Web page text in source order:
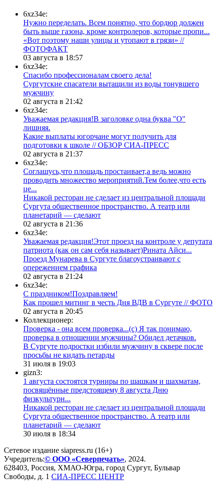
6xz34e:
Нужно переделать. Всем понятно, что бордюр должен
быть выше газона, кроме контролеров, которые пропи...
«Вот поэтому наши улицы и утопают в грязи» //
ФОТОФАКТ
03 августа в 18:57
6xz34e:
Спасибо профессионалам своего дела!
Сургутские спасатели вытащили из воды тонувшего
мужчину
02 августа в 21:42
6xz34e:
Уважаемая редакция!В заголовке одна буква "О"
лишняя.
Какие выплаты югорчане могут получить для
подготовки к школе // ОБЗОР СИА-ПРЕСС
02 августа в 21:37
6xz34e:
Соглашусь,что площадь простаивает,а ведь можно
проводить множество мероприятий.Тем более,что есть
це...
​Никакой ресторан не сделает из центральной площади
Сургута общественное пространство. А театр или
планетарий — сделают
02 августа в 21:36
6xz34e:
Уважаемая редакция!Этот проезд на контроле у депутата
патриота (как он сам себя называет)Рината Айси...
​Проезд Мунарева в Сургуте благоустраивают с
опережением графика
02 августа в 21:24
6xz34e:
С праздником!Поздравляем!
Как прошел митинг в честь Дня ВДВ в Сургуте // ФОТО
02 августа в 20:45
Коллекционер:
Проверка - она всем проверка...(с) Я так понимаю,
проверка в отношении мужчины? Обидел детачков.
В Сургуте подростки избили мужчину в сквере после
просьбы не кидать петарды
31 июля в 19:03
gizn3:
1 августа состоятся турниры по шашкам и шахматам,
посвящённые предстоящему 8 августа Дню
физкультурн...
​Никакой ресторан не сделает из центральной площади
Сургута общественное пространство. А театр или
планетарий — сделают
30 июля в 18:34
Сетевое издание siapress.ru (16+)
Учредитель:© ООО «Северпечать», 2024.
628403, Россия, ХМАО-Югра, город Сургут, Бульвар
Свободы, д. 1 СИА-ПРЕСС ЦЕНТР